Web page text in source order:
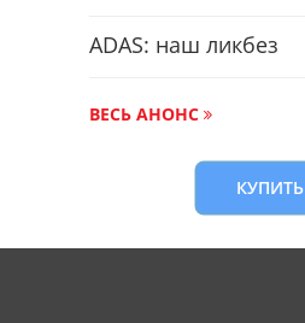
ADAS: наш ликбез
ВЕСЬ АНОНС
КУПИТЬ